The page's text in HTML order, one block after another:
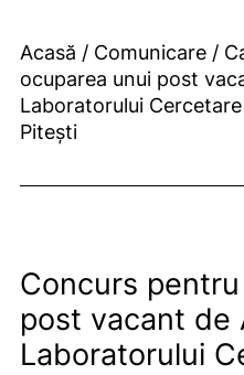
Acasă / Comunicare /
ocuparea unui post
Laboratorului
Pitești
Concurs
post vacant de
Laboratorului